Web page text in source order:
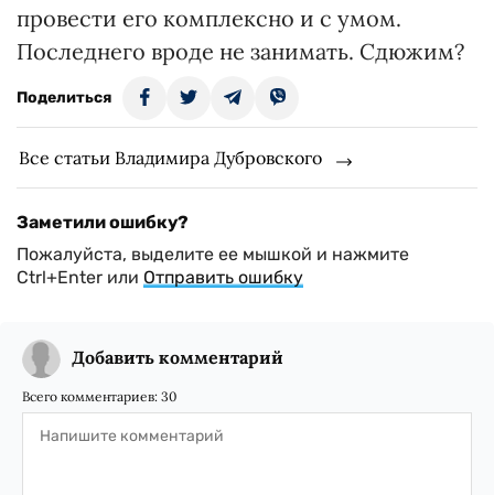
провести его комплексно и с умом.
Последнего вроде не занимать. Сдюжим?
Поделиться
Все статьи Владимира Дубровского
Заметили ошибку?
Пожалуйста, выделите ее мышкой и нажмите
Ctrl+Enter или Отправить ошибку
Добавить комментарий
Всего комментариев: 30